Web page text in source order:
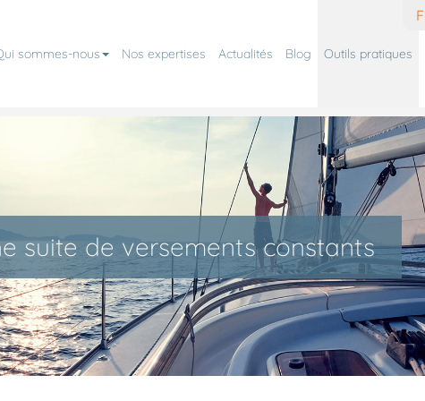
sommes-nous Nos expertises Actualités Blog Outils pratiques
suite de versements constants